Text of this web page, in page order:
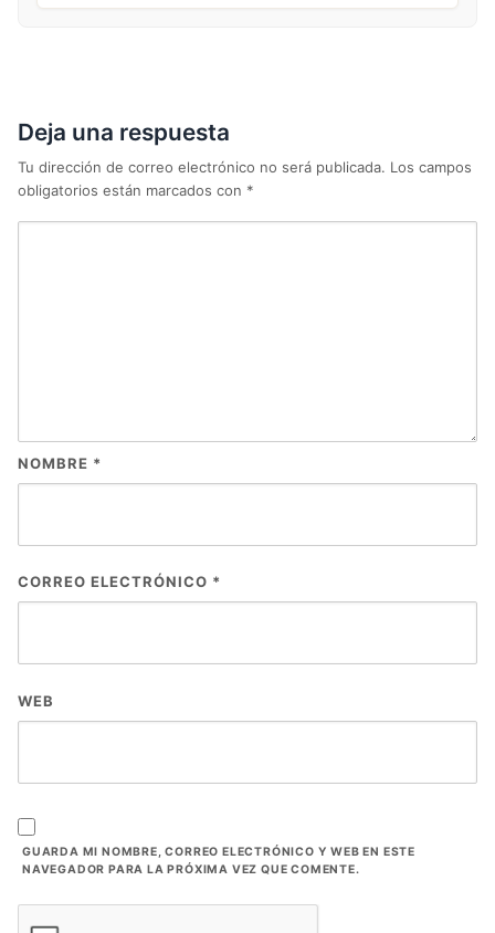
Deja una respuesta
Tu dirección de correo electrónico no será publicada. Los campos
obligatorios están marcados con *
NOMBRE *
CORREO ELECTRÓNICO *
WEB
GUARDA MI NOMBRE, CORREO ELECTRÓNICO Y WEB EN ESTE
NAVEGADOR PARA LA PRÓXIMA VEZ QUE COMENTE.